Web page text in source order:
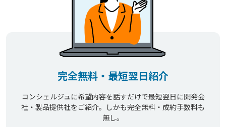
完全無料・最短翌日紹介
コンシェルジュに希望内容を話すだけで最短翌日に開発会
社・製品提供社をご紹介。しかも完全無料・成約手数料も
無し。